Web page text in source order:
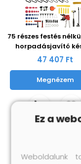
75 részes festés
horpadásjavító
47 407 Ft
Megnézem
Ez a
Weboldalunk